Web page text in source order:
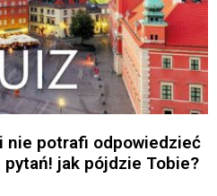
nie potrafi odpowiedzieć
pytań! jak pójdzie Tobie?